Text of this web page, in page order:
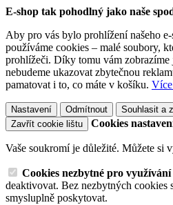
E-shop tak pohodlný jako naše
Aby pro vás bylo prohlížení našeho
používáme cookies – malé soubory,
prohlížeči. Díky tomu vám zobrazíme
nebudeme ukazovat zbytečnou
pamatovat i to, co máte v košíku.
Nastavení Odmítnout
Souhlasit a
Zavřít cookie lištu
Cookies
Vaše soukromí je důležité. Můžete si
Cookies nezbytné pro využívání
deaktivovat. Bez nezbytných cookies
smysluplně poskytovat.